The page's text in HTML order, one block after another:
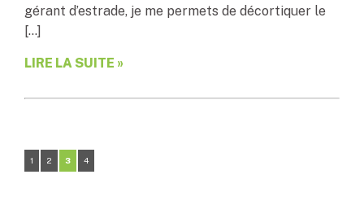
gérant d’estrade, je me permets de décortiquer le
[…]
LIRE LA SUITE »
1 2 3 4